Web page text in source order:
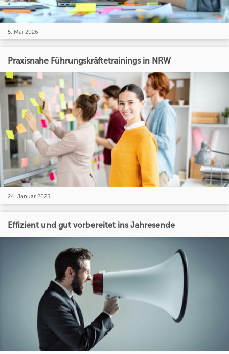
5. Mai 2026
Praxisnahe Führungskräftetrainings in NRW
24. Januar 2025
Effizient und gut vorbereitet ins Jahresende